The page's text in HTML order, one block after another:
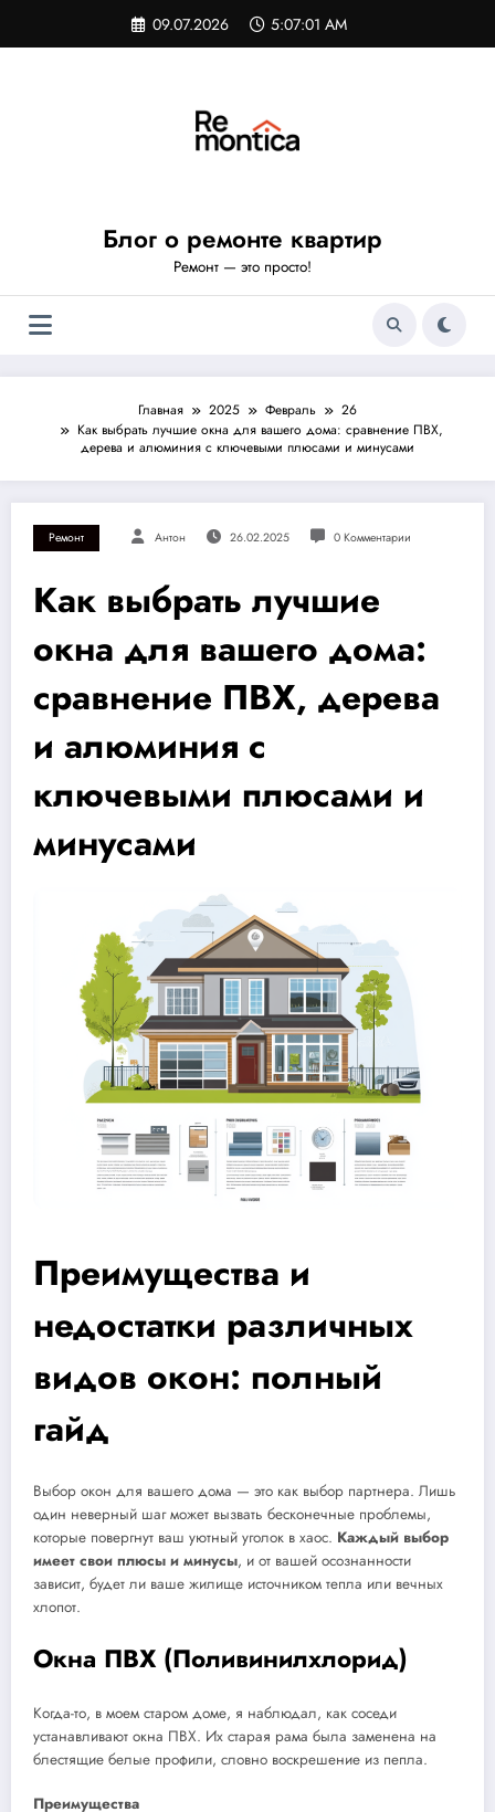
содержимому
09.07.2026 5:07:02 AM
Блог о ремонте квартир
Ремонт — это просто!
Главная 2025 Февраль
26
Как выбрать лучшие окна для вашего дома: сравнение ПВХ,
дерева и алюминия с ключевыми плюсами и минусами
Ремонт Антон 26.02.2025 0 Комментарии
Как выбрать лучшие
окна для вашего дома:
сравнение ПВХ, дерева
и алюминия с
ключевыми плюсами и
минусами
Преимущества и
недостатки различных
видов окон: полный
гайд
Выбор окон для вашего дома — это как выбор партнера. Лишь
один неверный шаг может вызвать бесконечные проблемы,
которые повергнут ваш уютный уголок в хаос. Каждый выбор
имеет свои плюсы и минусы, и от вашей осознанности
зависит, будет ли ваше жилище источником тепла или вечных
хлопот.
Окна ПВХ (Поливинилхлорид)
Когда-то, в моем старом доме, я наблюдал, как соседи
устанавливают окна ПВХ. Их старая рама была заменена на
блестящие белые профили, словно воскрешение из пепла.
Преимущества